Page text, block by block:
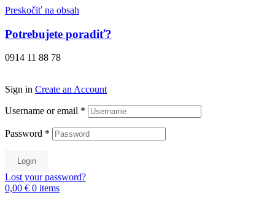
Preskočiť na obsah
Potrebujete poradiť?
0914 11 88 78
Sign in Create an Account
Username or email *
Password *
Login
Lost your password?
0,00 € 0 items